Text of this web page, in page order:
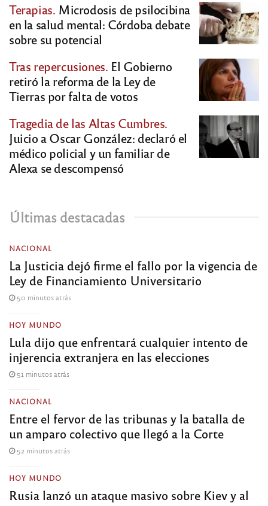
Terapias. Microdosis de psilocibina
en la salud mental: Córdoba debate
sobre su potencial
Tras repercusiones. El Gobierno
retiró la reforma de la Ley de
Tierras por falta de votos
Tragedia de las Altas Cumbres.
Juicio a Oscar González: declaró el
médico policial y un familiar de
Alexa se descompensó
Últimas destacadas
NACIONAL
La Justicia dejó firme el fallo por la vigencia de
Ley de Financiamiento Universitario
50 minutos atrás
HOY MUNDO
Lula dijo que enfrentará cualquier intento de
injerencia extranjera en las elecciones
51 minutos atrás
NACIONAL
Entre el fervor de las tribunas y la batalla de
un amparo colectivo que llegó a la Corte
52 minutos atrás
HOY MUNDO
Rusia lanzó un ataque masivo sobre Kiev y al